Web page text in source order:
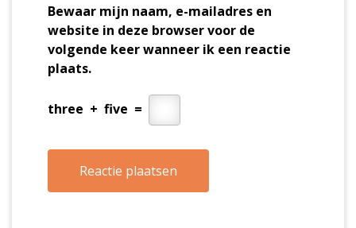
Bewaar mijn naam, e-mailadres en
website in deze browser voor de
volgende keer wanneer ik een reactie
plaats.
three + five =